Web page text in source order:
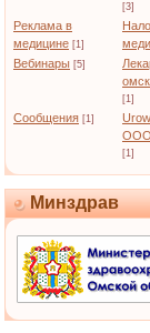
[3]
Реклама в
медицине [1]
Вебинары [5]
[1]
Сообщения [1]
ООО
[1]
Минздрав